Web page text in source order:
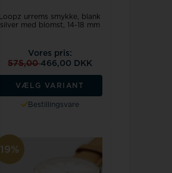
Loopz urrems smykke, blank
silver med blomst, 14-18 mm
Vores pris:
575,00466,00 DKK
VÆLG VARIANT
Bestillingsvare
19%